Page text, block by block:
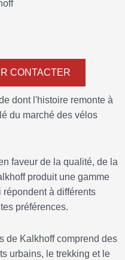
CONTACTER
dont l'histoire remonte à
du marché des vélos
faveur de la qualité, de la
produit une gamme
à différents
préférences.
de Kalkhoff comprend des
urbains, le trekking et le